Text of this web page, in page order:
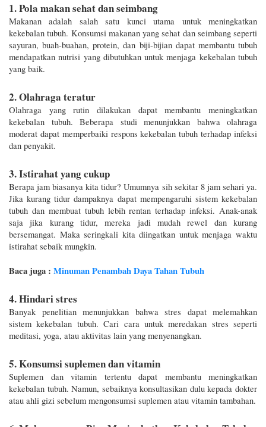
1. Pola makan sehat dan seimbang
Makanan adalah salah satu kunci utama untuk meningkatkan
kekebalan tubuh. Konsumsi makanan yang sehat dan seimbang seperti
sayuran, buah-buahan, protein, dan biji-bijian dapat membantu tubuh
mendapatkan nutrisi yang dibutuhkan untuk menjaga kekebalan tubuh
yang baik.
2. Olahraga teratur
Olahraga yang rutin dilakukan dapat membantu meningkatkan
kekebalan tubuh. Beberapa studi menunjukkan bahwa olahraga
moderat dapat memperbaiki respons kekebalan tubuh terhadap infeksi
dan penyakit.
3. Istirahat yang cukup
Berapa jam biasanya kita tidur? Umumnya sih sekitar 8 jam sehari ya.
Jika kurang tidur dampaknya dapat mempengaruhi sistem kekebalan
tubuh dan membuat tubuh lebih rentan terhadap infeksi. Anak-anak
saja jika kurang tidur, mereka jadi mudah rewel dan kurang
bersemangat. Maka seringkali kita diingatkan untuk menjaga waktu
istirahat sebaik mungkin.
Baca juga : Minuman Penambah Daya Tahan Tubuh
4. Hindari stres
Banyak penelitian menunjukkan bahwa stres dapat melemahkan
sistem kekebalan tubuh. Cari cara untuk meredakan stres seperti
meditasi, yoga, atau aktivitas lain yang menyenangkan.
5. Konsumsi suplemen dan vitamin
Suplemen dan vitamin tertentu dapat membantu meningkatkan
kekebalan tubuh. Namun, sebaiknya konsultasikan dulu kepada dokter
atau ahli gizi sebelum mengonsumsi suplemen atau vitamin tambahan.